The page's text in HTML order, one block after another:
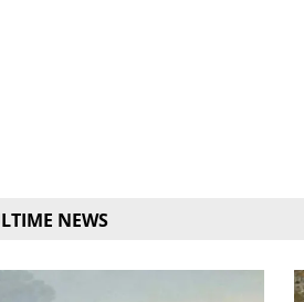
NEWS